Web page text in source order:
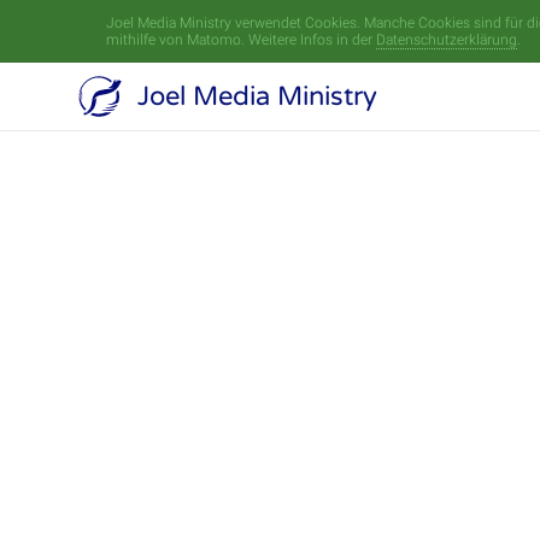
Joel Media Ministry verwendet Cookies. Manche Cookies sind für
mithilfe von Matomo. Weitere Infos in der Datenschutzerklärung.
Joel Media Ministry